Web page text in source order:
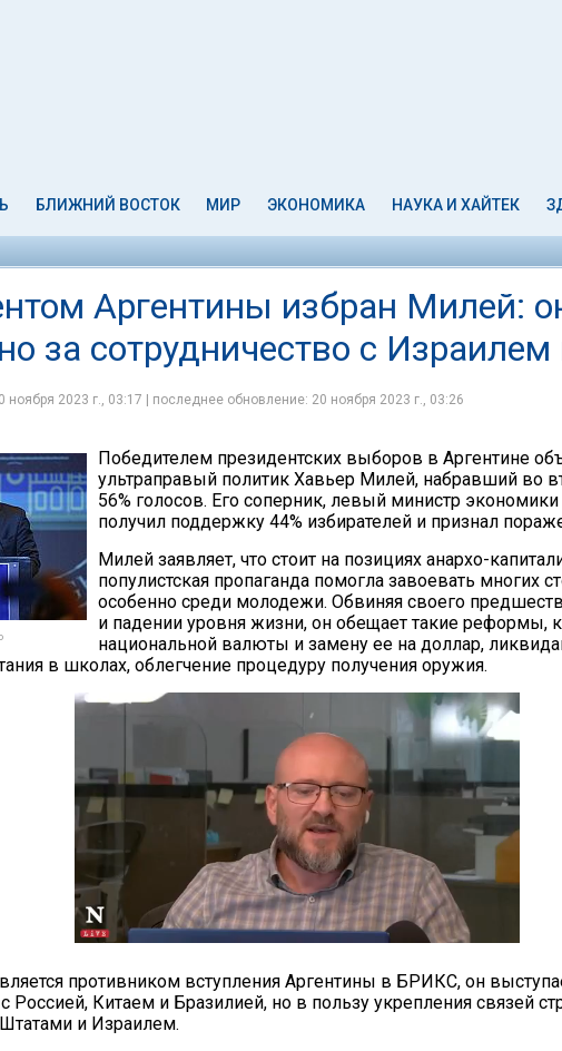
БЛИЖНИЙ ВОСТОК МИР ЭКОНОМИКА НАУКА И ХАЙТЕК
Аргентины избран Милей:
за сотрудничество с
ноября 2023 г., 03:17 | последнее обновление: 20 ноября 2023 г., 03:26
Победителем президентских выборов в Аргентине
ультраправый политик Хавьер Милей, набравший во
56% голосов. Его соперник, левый министр
получил поддержку 44% избирателей и признал
Милей заявляет, что стоит на позициях анархо-
популистская пропаганда помогла завоевать многих
особенно среди молодежи. Обвиняя своего
и падении уровня жизни, он обещает такие реформы,
национальной валюты и замену ее на доллар,
в школах, облегчение процедуру получения оружия.
противником вступления Аргентины в БРИКС, он
Россией, Китаем и Бразилией, но в пользу укрепления связей
и Израилем.